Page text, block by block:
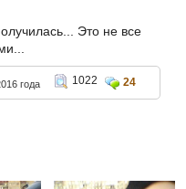
Это не все
года 1022 24